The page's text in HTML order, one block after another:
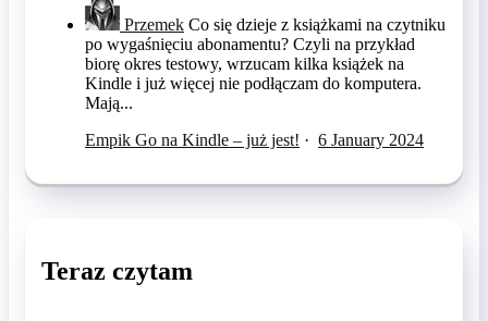
Przemek Co się dzieje z książkami na czytniku
po wygaśnięciu abonamentu? Czyli na przykład
biorę okres testowy, wrzucam kilka książek na
Kindle i już więcej nie podłączam do komputera.
Mają...
Empik Go na Kindle – już jest! · 6 January 2024
Teraz czytam